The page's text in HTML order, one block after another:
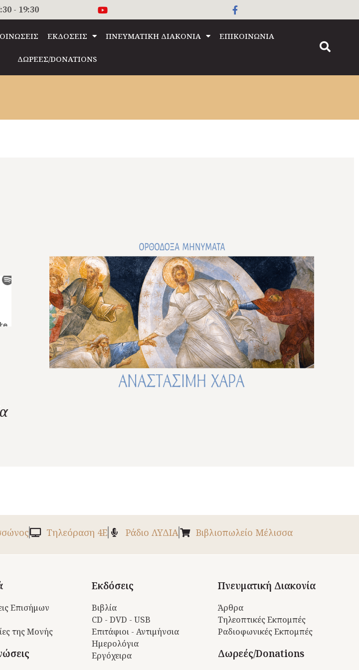
- 19:30
ΕΚΔΟΣΕΙΣ ΠΝΕΥΜΑΤΙΚΗ ΔΙΑΚΟΝΙΑ ΕΠΙΚΟΙΝΩΝΙΑ
ΔΩΡΕΕΣ/DONATIONS
Tηλεόραση 4Ε Ράδιο ΛΥΔΙΑ Βιβλιοπωλείο Μέλισσα
Επισήμων
της Μονής
Εκδόσεις
Βιβλία
CD - DVD - USB
Επιτάφιοι - Αντιμήνσια
Ημερολόγια
Εργόχειρα
Πνευματική Διακονία
Άρθρα
Τηλεοπτικές Εκπομπές
Ραδιοφωνικές Εκπομπές
Δωρεές/Donations